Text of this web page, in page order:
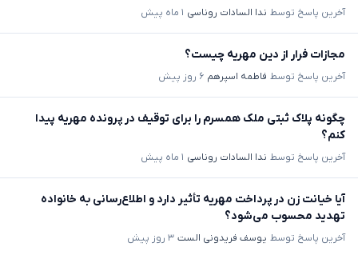
آخرین پاسخ توسط ندا السادات روناسی ۱ ماه پیش
مجازات فرار از دین مهریه چیست؟
آخرین پاسخ توسط فاطمه اسپرهم ۶ روز پیش
چگونه پلاک ثبتی ملک همسرم را برای توقیف در پرونده مهریه پیدا
کنم؟
آخرین پاسخ توسط ندا السادات روناسی ۱ ماه پیش
آیا خیانت زن در پرداخت مهریه تأثیر دارد و اطلاع‌رسانی به خانواده
تهدید محسوب می‌شود؟
آخرین پاسخ توسط یوسف فریدونی الست ۳ روز پیش